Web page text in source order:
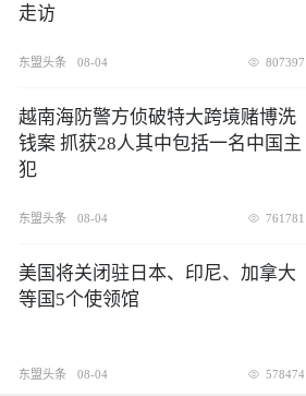
走访
东盟头条 08-04 807397
越南海防警方侦破特大跨境赌博洗
钱案 抓获28人其中包括一名中国主
犯
东盟头条 08-04 761781
美国将关闭驻日本、印尼、加拿大
等国5个使领馆
东盟头条 08-04 578474